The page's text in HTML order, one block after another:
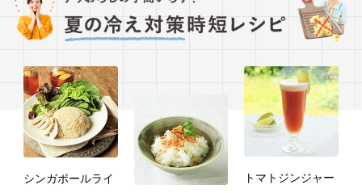
シンガポールライ
トマトジンジャー